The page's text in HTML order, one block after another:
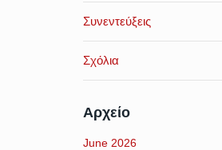
Συνεντεύξεις
Σχόλια
Αρχείο
June 2026